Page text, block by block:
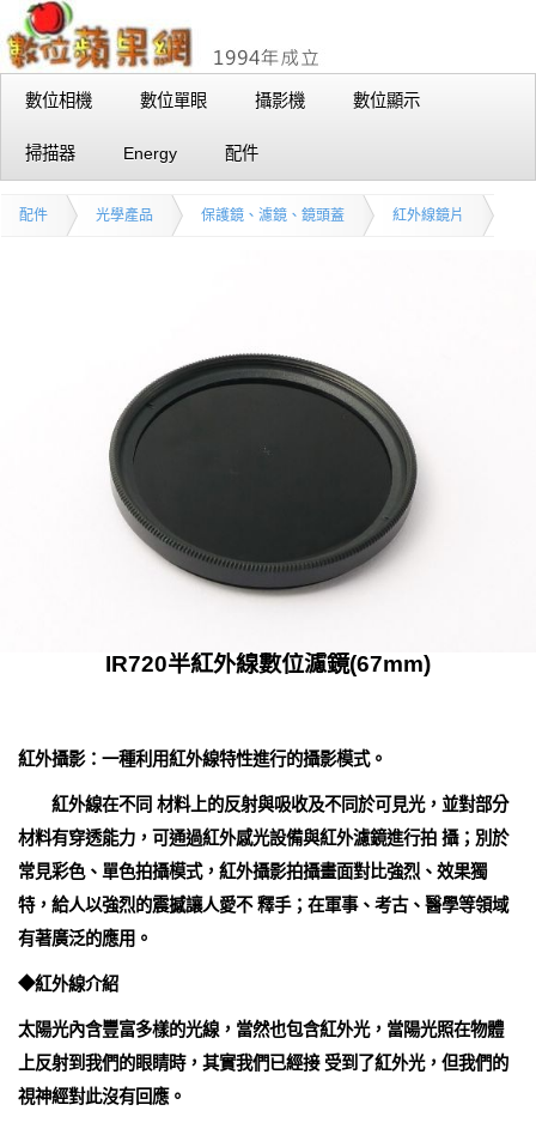
數位相機 數位單眼 攝影機 數位顯示
掃描器 Energy 配件
配件 光學產品 保護鏡、濾鏡、鏡頭蓋 紅外線鏡片
IR720半紅外線數位濾鏡(67mm)
紅外攝影：一種利用紅外線特性進行的攝影模式。
紅外線在不同 材料上的反射與吸收及不同於可見光，並對部分
材料有穿透能力，可通過紅外感光設備與紅外濾鏡進行拍 攝；別於
常見彩色、單色拍攝模式，紅外攝影拍攝畫面對比強烈、效果獨
特，給人以強烈的震撼讓人愛不 釋手；在軍事、考古、醫學等領域
有著廣泛的應用。
◆紅外線介紹
太陽光內含豐富多樣的光線，當然也包含紅外光，當陽光照在物體
上反射到我們的眼睛時，其實我們已經接 受到了紅外光，但我們的
視神經對此沒有回應。